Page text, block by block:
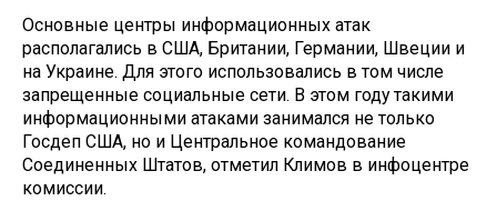
Основные центры информационных атак
располагались в США, Британии, Германии, Швеции и
на Украине. Для этого использовались в том числе
запрещенные социальные сети. В этом году такими
информационными атаками занимался не только
Госдеп США, но и Центральное командование
Соединенных Штатов, отметил Климов в инфоцентре
комиссии.